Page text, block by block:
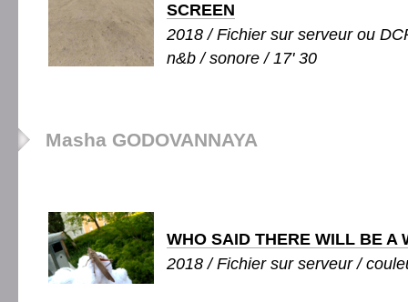
SCREEN
2018 / Fichier sur serveur ou
n&b / sonore / 17' 30
Masha GODOVANNAYA
WHO SAID THERE WILL BE A
2018 / Fichier sur serveur /